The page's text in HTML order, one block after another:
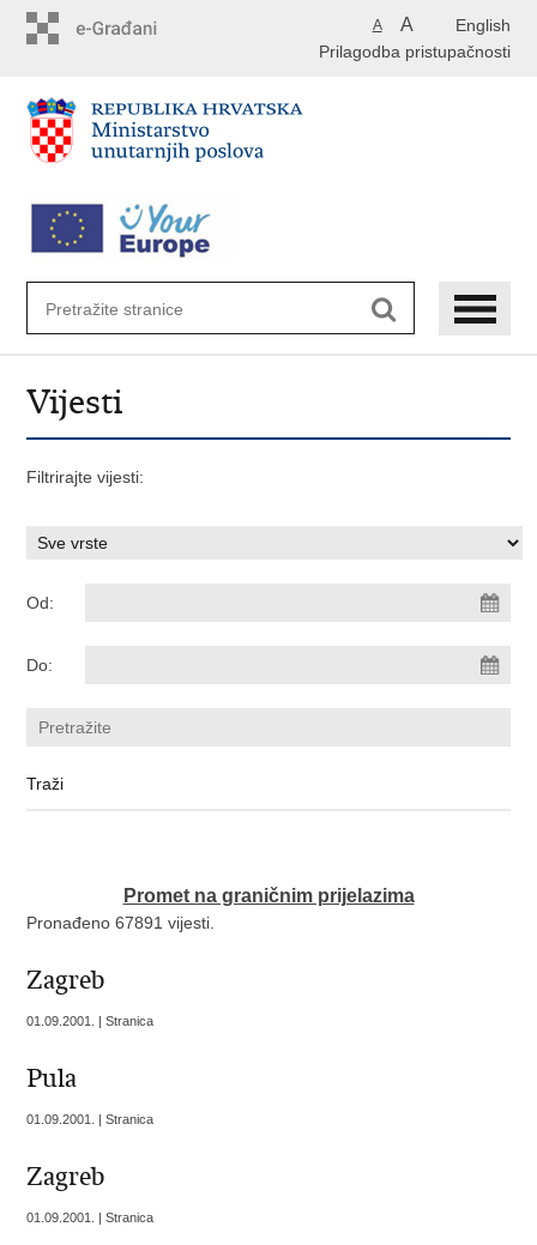
English
A A
Prilagodba pristupačnosti
Vijesti
Filtrirajte vijesti:
Od:
Do:
Promet na graničnim prijelazima
Pronađeno 67891 vijesti.
Zagreb
01.09.2001. | Stranica
Pula
01.09.2001. | Stranica
Zagreb
01.09.2001. | Stranica